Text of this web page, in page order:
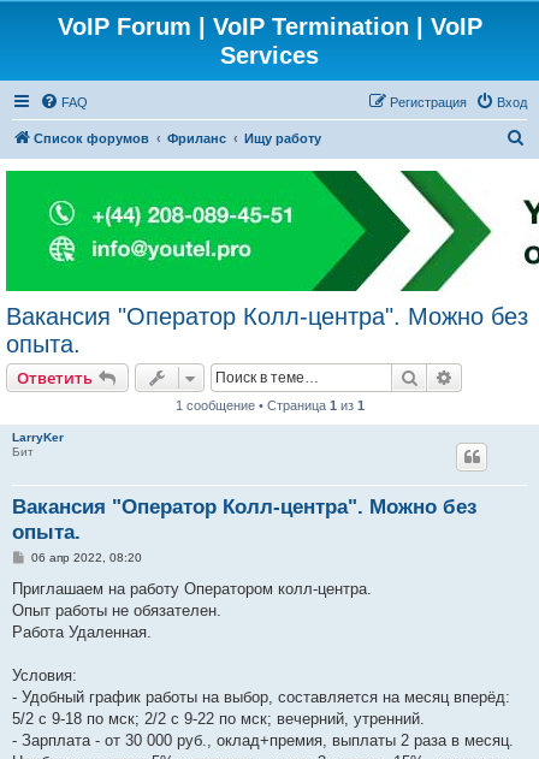
VoIP Forum | VoIP Termination | VoIP
Services
FAQ Вход
Регистрация
Список форумов Фриланс Ищу работу
с
к
Вакансия "Оператор Колл-центра". Можно без
опыта.
Ответить Поиск
1 сообщение • Страница 1 из 1
LarryKer
Бит
Вакансия "Оператор Колл-центра". Можно без
опыта.
С
о
щ
е
е
06 апр 2022, 08:20
Приглашаем на работу Оператором колл-центра.
Опыт работы не обязателен.
Работа Удаленная.
Условия:
- Удобный график работы на выбор, составляется на месяц вперёд:
5/2 с 9-18 по мск; 2/2 с 9-22 по мск; вечерний, утренний.
- Зарплата - от 30 000 руб., оклад+премия, выплаты 2 раза в месяц.